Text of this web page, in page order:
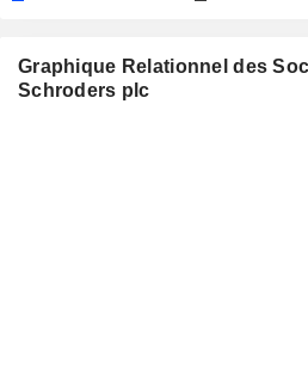
ABERDEEN GROUP PLC
POLAR CAPITAL
Graphique Relationnel des
Schroders plc